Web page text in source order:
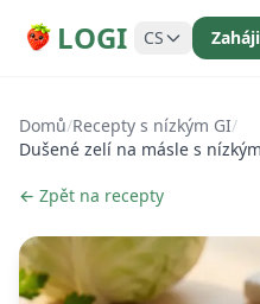
LOGI CS
Domů/Recepty s nízkým GI/
Dušené zelí na másle s
← Zpět na recepty